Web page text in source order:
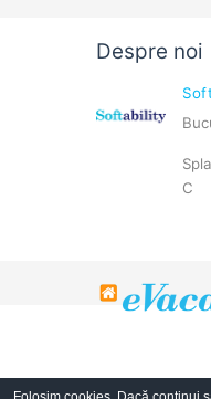
Despre noi
C